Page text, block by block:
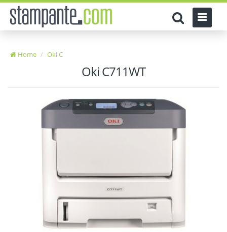
Home Oki C
Oki C711WT